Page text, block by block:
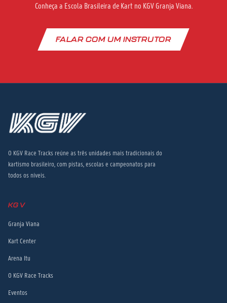
Conheça a Escola Brasileira de Kart no KGV Granja Viana.
FALAR COM UM INSTRUTOR
O KGV Race Tracks reúne as três unidades mais tradicionais do
kartismo brasileiro, com pistas, escolas e campeonatos para
todos os níveis.
KGV
Granja Viana
Kart Center
Arena Itu
O KGV Race Tracks
Eventos